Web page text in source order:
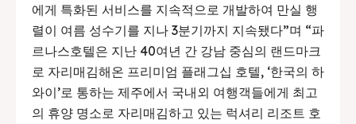
에게 특화된 서비스를 지속적으로 개발하여 만실 행
렬이 여름 성수기를 지나 3분기까지 지속됐다”며 “파
르나스호텔은 지난 40여년 간 강남 중심의 랜드마크
로 자리매김해온 프리미엄 플래그십 호텔, ‘한국의 하
와이’로 통하는 제주에서 국내외 여행객들에게 최고
의 휴양 명소로 자리매김하고 있는 럭셔리 리조트 호